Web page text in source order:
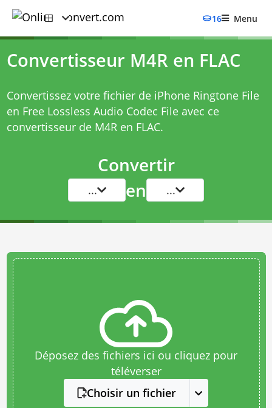
16 Menu
Convertisseur M4R en FLAC
Convertissez votre fichier de iPhone Ringtone File
en Free Lossless Audio Codec File avec ce
convertisseur de M4R en FLAC.
Convertir
... en ...
Déposez des fichiers ici ou cliquez pour
téléverser
Choisir un fichier